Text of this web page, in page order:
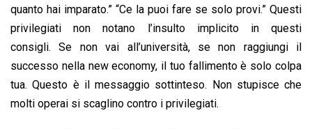
quanto hai imparato.” “Ce la puoi fare se solo provi.” Questi
privilegiati non notano l’insulto implicito in questi
consigli. Se non vai all’università, se non raggiungi il
successo nella new economy, il tuo fallimento è solo colpa
tua. Questo è il messaggio sottinteso. Non stupisce che
molti operai si scaglino contro i privilegiati.